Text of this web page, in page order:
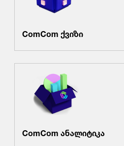
ComCom ქვიზი
ComCom ანალიტიკა